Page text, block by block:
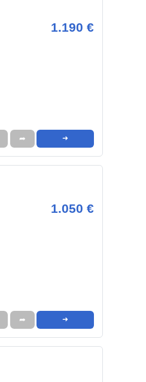
1.190 €
➦ ➜
1.050 €
➦ ➜